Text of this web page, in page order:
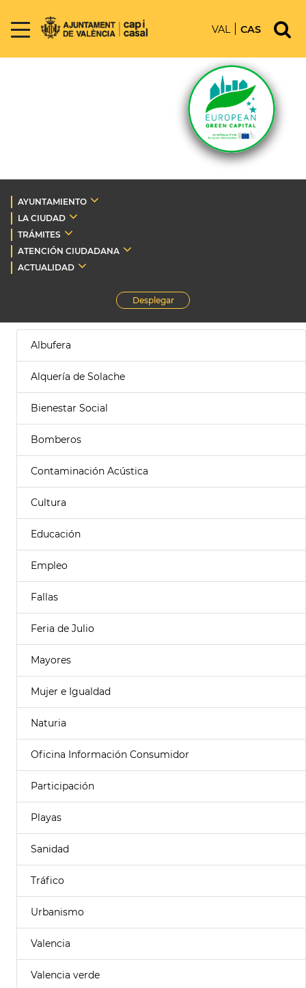
VAL CAS
AYUNTAMIENTO
LA CIUDAD
TRÁMITES
ATENCIÓN CIUDADANA
ACTUALIDAD
Desplegar
Albufera
Alquería de Solache
Bienestar Social
Bomberos
Contaminación Acústica
Cultura
Educación
Empleo
Fallas
Feria de Julio
Mayores
Mujer e Igualdad
Naturia
Oficina Información Consumidor
Participación
Playas
Sanidad
Tráfico
Urbanismo
Valencia
Valencia verde